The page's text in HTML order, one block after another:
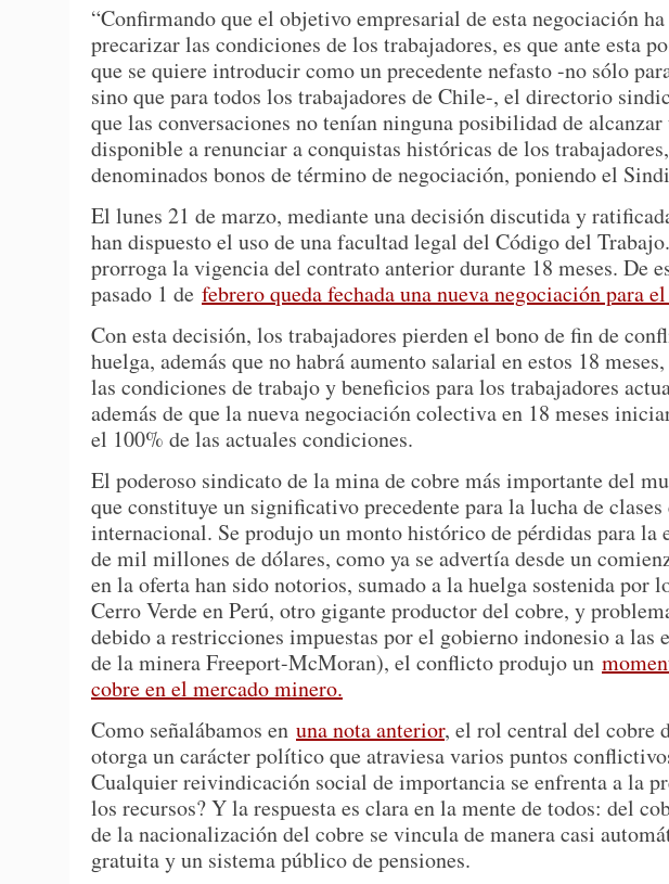
“Confirmando que el objetivo empresarial de esta negociación
precarizar las condiciones de los trabajadores, es que ante esta
que se quiere introducir como un precedente nefasto -no sólo
sino que para todos los trabajadores de Chile-, el directorio
que las conversaciones no tenían ninguna posibilidad de
disponible a renunciar a conquistas históricas de los
denominados bonos de término de negociación, poniendo el
El lunes 21 de marzo, mediante una decisión discutida y
han dispuesto el uso de una facultad legal del Código del
prorroga la vigencia del contrato anterior durante 18 meses. De
pasado 1 de febrero queda fechada una nueva negociación para
Con esta decisión, los trabajadores pierden el bono de fin de
huelga, además que no habrá aumento salarial en estos 18
las condiciones de trabajo y beneficios para los trabajadores
además de que la nueva negociación colectiva en 18 meses
el 100% de las actuales condiciones.
El poderoso sindicato de la mina de cobre más importante del
que constituye un significativo precedente para la lucha de
internacional. Se produjo un monto histórico de pérdidas para la
de mil millones de dólares, como ya se advertía desde un
en la oferta han sido notorios, sumado a la huelga sostenida por
Cerro Verde en Perú, otro gigante productor del cobre, y
debido a restricciones impuestas por el gobierno indonesio a las
de la minera Freeport-McMoran), el conflicto produjo un
cobre en el mercado minero.
Como señalábamos en una nota anterior, el rol central del cobre
otorga un carácter político que atraviesa varios puntos
Cualquier reivindicación social de importancia se enfrenta a la
los recursos? Y la respuesta es clara en la mente de todos: del
de la nacionalización del cobre se vincula de manera casi
gratuita y un sistema público de pensiones.